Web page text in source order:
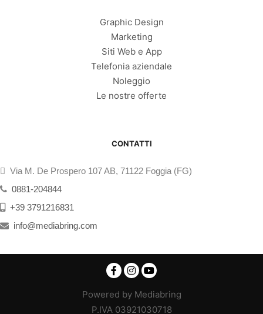
Graphic Design
Marketing
Siti Web e App
Telefonia aziendale
Noleggio
Le nostre offerte
CONTATTI
Via M. De Prospero 107 AB, 71122 Foggia (FG)
0881-204844
+39 3791216831
info@mediabring.com
Powered by Mediabring
P.IVA 03921030718